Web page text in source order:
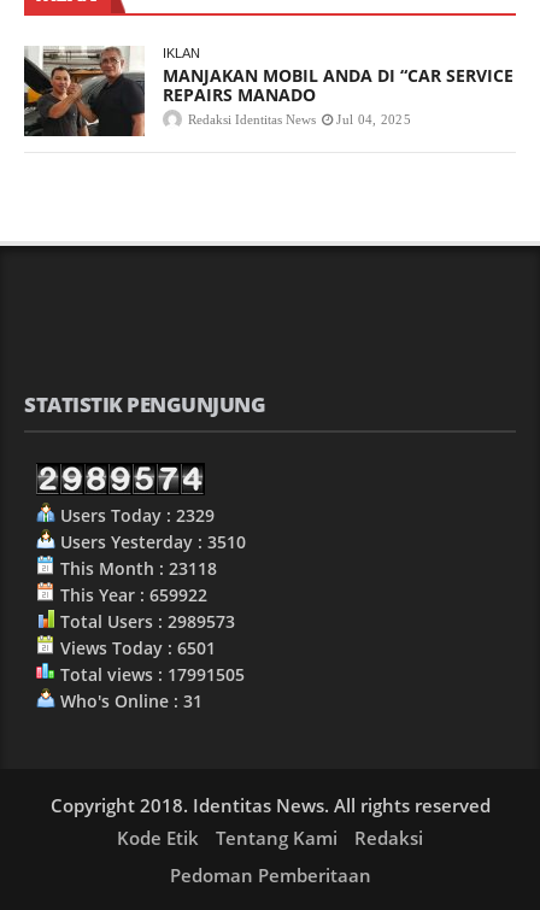
IKLAN
MANJAKAN MOBIL ANDA DI “CAR SERVICE
REPAIRS MANADO
Redaksi Identitas News Jul 04, 2025
STATISTIK PENGUNJUNG
Users Today : 2329
Users Yesterday : 3510
This Month : 23118
This Year : 659922
Total Users : 2989573
Views Today : 6501
Total views : 17991505
Who's Online : 31
Copyright 2018. Identitas News. All rights reserved
Kode Etik
Tentang Kami
Redaksi
Pedoman Pemberitaan